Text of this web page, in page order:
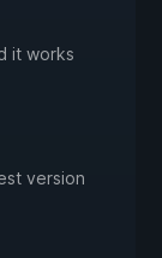
it works
version